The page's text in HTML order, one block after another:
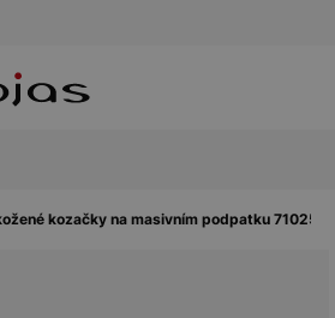
kozačky na masivním podpatku 71025-51